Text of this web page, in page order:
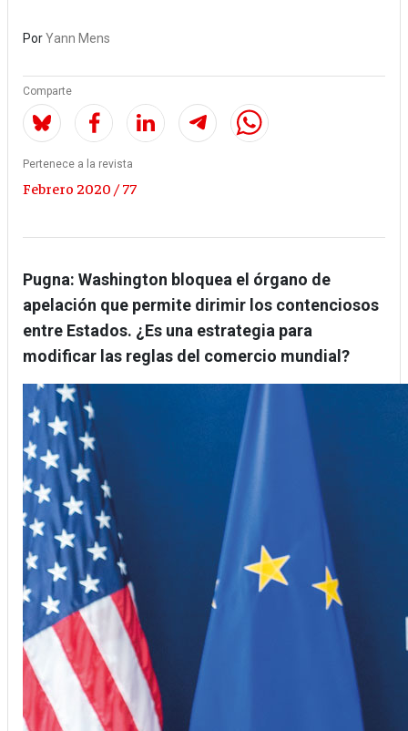
PorYann Mens
Comparte
Pertenece a la revista
Febrero 2020 / 77
Pugna: Washington bloquea el órgano de
apelación que permite dirimir los contenciosos
entre Estados. ¿Es una estrategia para
modificar las reglas del comercio mundial?